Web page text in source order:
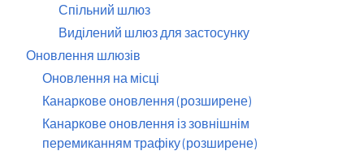
Спільний шлюз
Виділений шлюз для застосунку
Оновлення шлюзів
Оновлення на місці
Канаркове оновлення (розширене)
Канаркове оновлення із зовнішнім
перемиканням трафіку (розширене)